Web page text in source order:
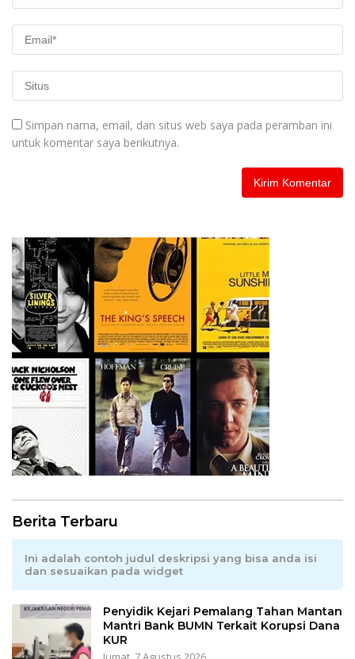
Simpan nama, email, dan situs web saya pada peramban ini
untuk komentar saya berikutnya.
Berita Terbaru
Ini adalah contoh judul deskripsi yang bisa anda isi
dan sesuaikan pada widget
Penyidik Kejari Pemalang Tahan Mantan
Mantri Bank BUMN Terkait Korupsi Dana
KUR